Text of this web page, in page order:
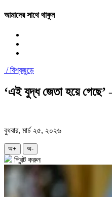
আমাদের সাথে থাকুন
/বিশ্বজুড়ে
‘এই যুদ্ধ জেতা হয়ে
বুধবার, মার্চ ২৫, ২০২৬
অ+ অ-
প্রিন্ট করুন